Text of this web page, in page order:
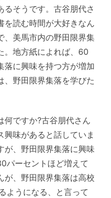
るそうです。古谷朋代さ
を読む時間が大好きなん
、美馬市内の野田限界集
。地方紙によれば、60
落に興味を持つ方が増加
、野田限界集落を学びた
何ですか?古谷朋代さん
味があると話していま
が、野田限界集落に興味
パーセントほど増えて
が、野田限界集落は高校
ようになる、と言って